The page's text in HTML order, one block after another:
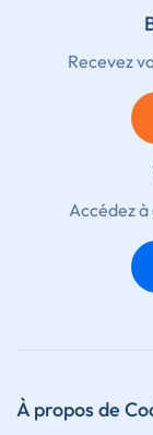
Recevez
Accédez
À propos de